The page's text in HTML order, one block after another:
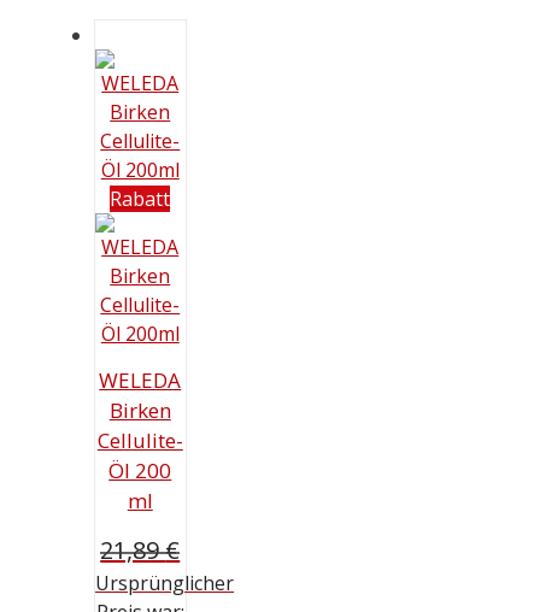
Rabatt
WELEDA
Birken
Cellulite-
Öl 200
ml
21,89€
Ursprünglicher